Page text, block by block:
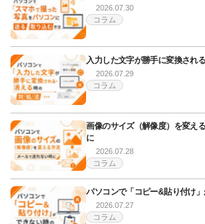
2026.07.30
コラム
入力した文字が勝手に変換され
2026.07.29
コラム
画像のサイズ（解像度）を変え
に
2026.07.28
コラム
パソコンで「コピー&貼り付け
2026.07.27
コラム